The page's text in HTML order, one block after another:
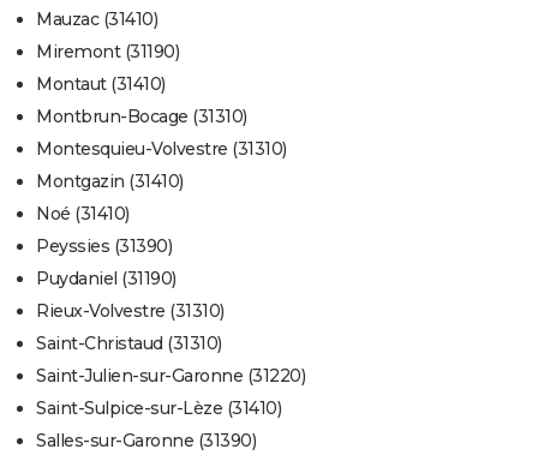
Mauzac (31410)
Miremont (31190)
Montaut (31410)
Montbrun-Bocage (31310)
Montesquieu-Volvestre (31310)
Montgazin (31410)
Noé (31410)
Peyssies (31390)
Puydaniel (31190)
Rieux-Volvestre (31310)
Saint-Christaud (31310)
Saint-Julien-sur-Garonne (31220)
Saint-Sulpice-sur-Lèze (31410)
Salles-sur-Garonne (31390)